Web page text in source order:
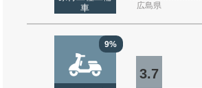
車
広島県
9%
3.7